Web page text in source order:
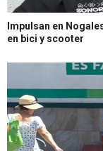
Impulsan en
en bici y scooter